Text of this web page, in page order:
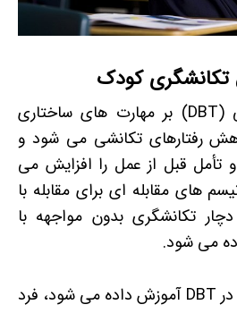
تکانشگری کودک
رفتار درمانی دیالکتیکی (DBT) بر مهارت های ساختاری
رفتارهای تکانشی می شود و
و تأمل قبل از عمل را افزایش می
های مقابله ای برای مقابله با
تکانشگری بدون مواجهه با
می شود.
ذهن آگاهی، مهارتی که در DBT آموزش داده می شود، فرد